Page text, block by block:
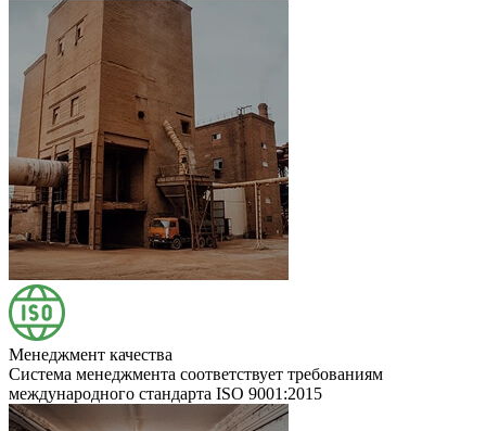
Менеджмент качества
Система менеджмента соответствует требованиям
международного стандарта ISO 9001:2015